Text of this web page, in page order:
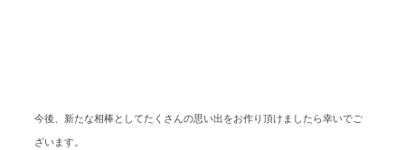
今後、新たな相棒としてたくさんの思い出をお作り頂けましたら幸いでご
ざいます。